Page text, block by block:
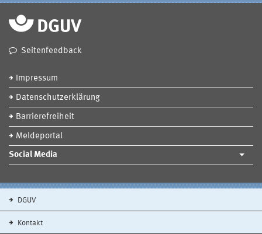
Seitenfeedback
Impressum
Datenschutzerklärung
Barrierefreiheit
Meldeportal
Social Media
DGUV
Kontakt